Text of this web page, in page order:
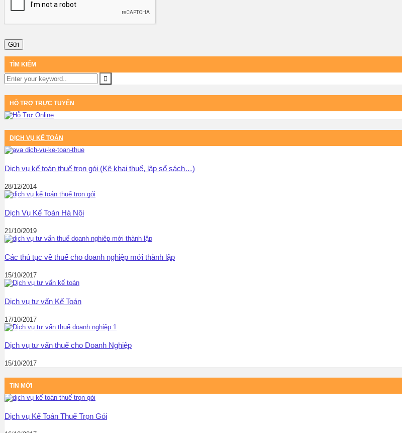
TÌM KIẾM
HỖ TRỢ TRỰC TUYẾN
DỊCH VỤ KẾ TOÁN
Dịch vụ kế toán thuế trọn gói (Kê khai thuế, lập sổ sách…)
28/12/2014
Dịch Vụ Kế Toán Hà Nội
21/10/2019
Các thủ tục về thuế cho doanh nghiệp mới thành lập
15/10/2017
Dịch vụ tư vấn Kế Toán
17/10/2017
Dịch vụ tư vấn thuế cho Doanh Nghiệp
15/10/2017
TIN MỚI
Dịch vụ Kế Toán Thuế Trọn Gói